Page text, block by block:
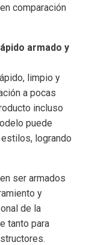
comparación
armado y
limpio y
a pocas
incluso
puede
logrando
ser armados
y
de la
tanto para